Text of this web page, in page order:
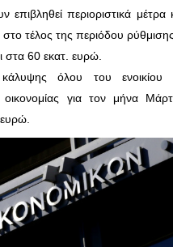
επιβληθεί περιοριστικά μέτρα
στο τέλος της περιόδου
στα 60 εκατ. ευρώ.
όλου του ενοικίου
για τον μήνα